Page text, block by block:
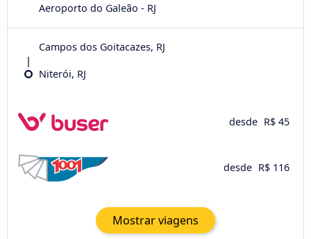
Aeroporto do Galeão - RJ
Campos dos Goitacazes, RJ
Niterói, RJ
desde R$ 45
desde R$ 116
Mostrar viagens